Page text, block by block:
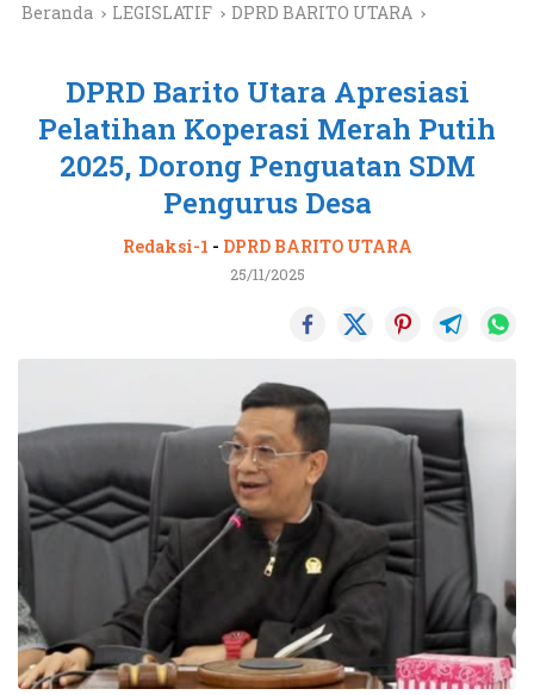
Beranda LEGISLATIF DPRD BARITO UTARA
DPRD Barito Utara Apresiasi
Pelatihan Koperasi Merah Putih
2025, Dorong Penguatan SDM
Pengurus Desa
Redaksi-1 - DPRD BARITO UTARA
25/11/2025